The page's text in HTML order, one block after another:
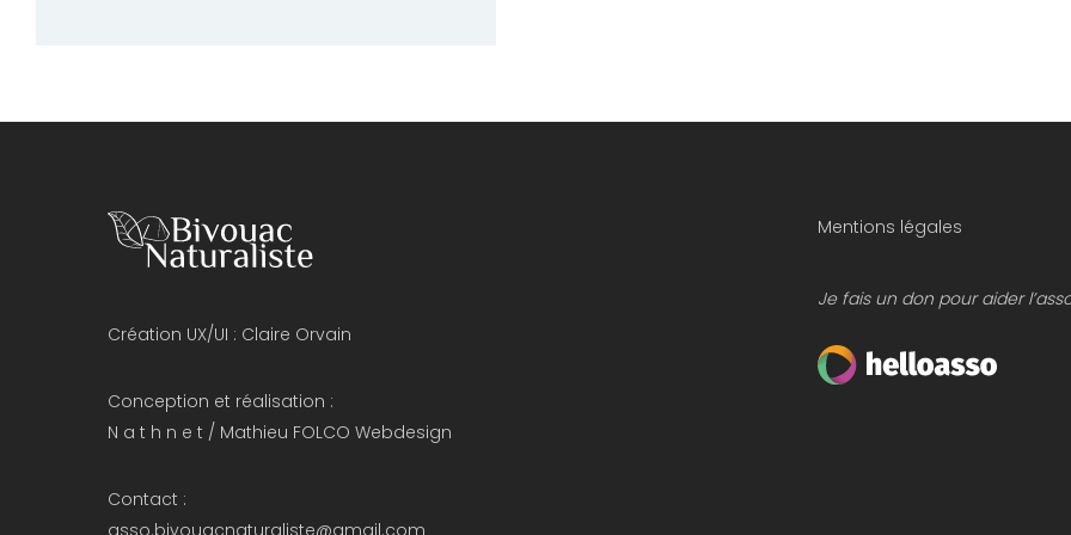
Création UX/UI : Claire Orvain
Conception et réalisation :
N a t h n e t / Mathieu FOLCO Webdesign
Contact :
asso.bivouacnaturaliste@gmail.com
Mentions légales
Je fais un don pour aider